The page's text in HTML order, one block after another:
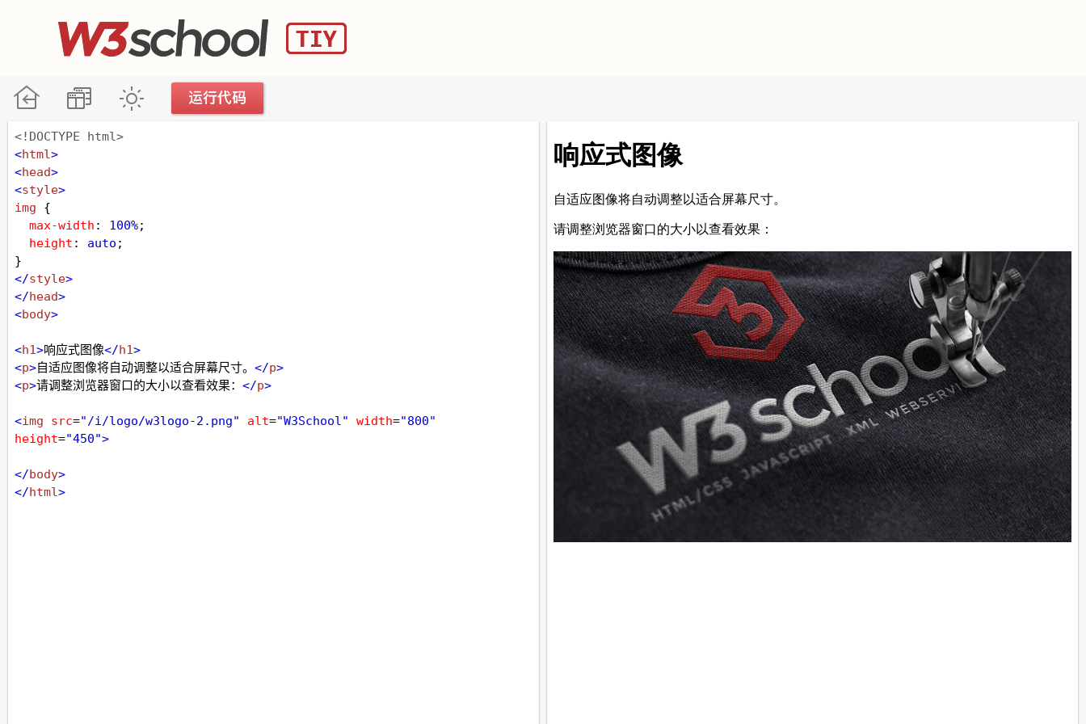
<!DOCTYPE html>
<html>
<head>
<style>
img {
max-width : 100%;
height : auto ;
}
</style>
</head>
<body>
<h1>响应式图像</h1>
<p>自适应图像将自动调整以适合屏幕尺寸。 </p>
<p>请调整浏览器窗口的大小以查看效果： </p>
<img src="/i/logo/w3logo-2.png" alt="W3School" width="800"
height="450">
</body>
</html>